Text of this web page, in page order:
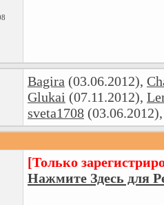
Bagira (03.06.2012),
Glukai (07.11.2012),
sveta1708
[Только
Нажмите Здесь для